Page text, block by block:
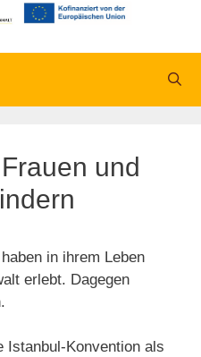
und
in ihrem Leben
erlebt. Dagegen
Istanbul-Konvention als